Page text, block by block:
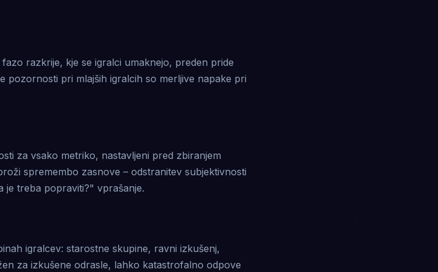
razkrije, kje se igralci umaknejo, preden pride
pozornosti pri mlajših igralcih so merljive napake pri
za vsako metriko, nastavljeni pred zbiranjem
spremembo zasnove – odstranitev subjektivnosti
je treba popraviti?" vprašanje.
igralcev: starostne skupine, ravni izkušenj,
za izkušene odrasle, lahko katastrofalno odpove